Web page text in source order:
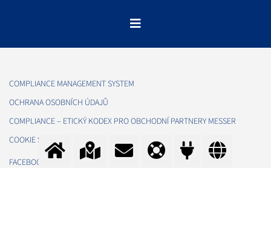
COMPLIANCE MANAGEMENT SYSTEM
OCHRANA OSOBNÍCH ÚDAJŮ
COMPLIANCE – ETICKÝ KODEX PRO OBCHODNÍ PARTNERY MESSER
COOKIE SETTINGS
FACEBOOK